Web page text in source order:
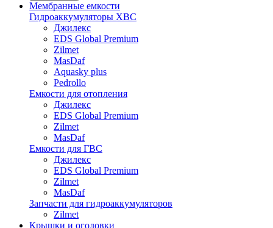
Мембранные емкости
Гидроаккумуляторы ХВС
Джилекс
EDS Global Premium
Zilmet
MasDaf
Aquasky plus
Pedrollo
Емкости для отопления
Джилекс
EDS Global Premium
Zilmet
MasDaf
Емкости для ГВС
Джилекс
EDS Global Premium
Zilmet
MasDaf
Запчасти для гидроаккумуляторов
Zilmet
Крышки и оголовки